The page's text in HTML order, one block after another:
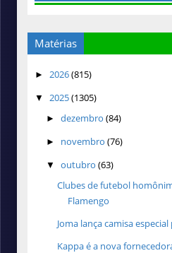
Matérias
► 2026(815)
▼ 2025(1305)
► dezembro (84)
► novembro (76)
▼ outubro (63)
Clubes de futebol
Flamengo
Joma lança camisa
Kappa é a nova